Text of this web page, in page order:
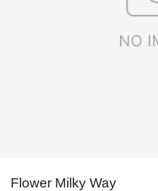
Flower Milky Way